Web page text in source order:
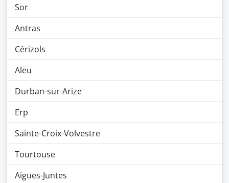
Sor
Antras
Cérizols
Aleu
Durban-sur-Arize
Erp
Sainte-Croix-Volvestre
Tourtouse
Aigues-Juntes